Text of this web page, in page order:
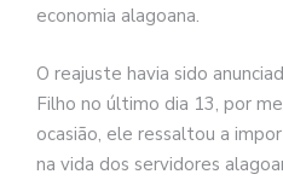
economia alagoana.
O reajuste havia sido
Filho no último dia 13, por
ocasião, ele ressaltou a
na vida dos servidores